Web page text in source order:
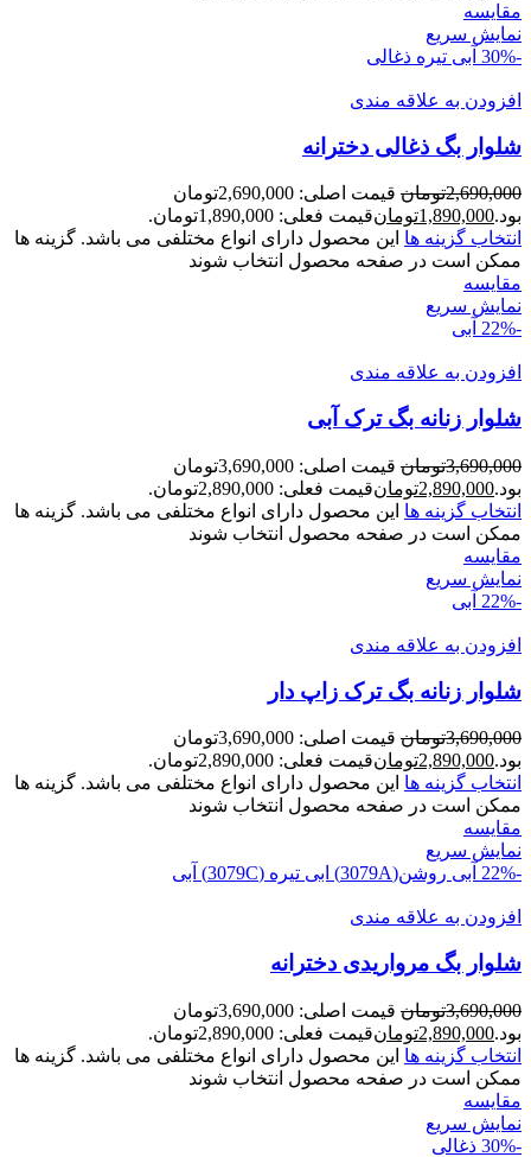
مقايسه
نمایش سریع
-30%
آبی تیره ذغالی
افزودن به علاقه مندی
شلوار بگ ذغالی دخترانه
2,690,000تومان
قیمت اصلی: 2,690,000تومان
بود.1,890,000تومانقیمت فعلی: 1,890,000تومان.
انتخاب گزینه ها این محصول دارای انواع مختلفی می باشد. گزینه ها
ممکن است در صفحه محصول انتخاب شوند
مقايسه
نمایش سریع
-22%
آبی
افزودن به علاقه مندی
شلوار زنانه بگ ترک آبی
3,690,000تومان
قیمت اصلی: 3,690,000تومان
بود.2,890,000تومانقیمت فعلی: 2,890,000تومان.
انتخاب گزینه ها این محصول دارای انواع مختلفی می باشد. گزینه ها
ممکن است در صفحه محصول انتخاب شوند
مقايسه
نمایش سریع
-22%
آبی
افزودن به علاقه مندی
شلوار زنانه بگ ترک زاپ دار
3,690,000تومان
قیمت اصلی: 3,690,000تومان
بود.2,890,000تومانقیمت فعلی: 2,890,000تومان.
انتخاب گزینه ها این محصول دارای انواع مختلفی می باشد. گزینه ها
ممکن است در صفحه محصول انتخاب شوند
مقايسه
نمایش سریع
-22%
آبی روشن(3079A) ابی تیره (3079C) آبی
افزودن به علاقه مندی
شلوار بگ مرواریدی دخترانه
3,690,000تومان
قیمت اصلی: 3,690,000تومان
بود.2,890,000تومانقیمت فعلی: 2,890,000تومان.
انتخاب گزینه ها این محصول دارای انواع مختلفی می باشد. گزینه ها
ممکن است در صفحه محصول انتخاب شوند
مقايسه
نمایش سریع
-30%
ذغالی